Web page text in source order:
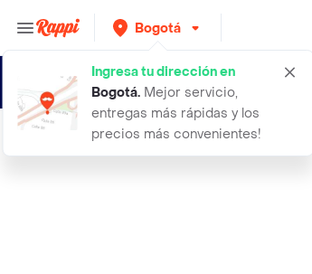
Bogotá
Ingresa tu dirección en
Bogotá. Mejor servicio,
entregas más rápidas y los
precios más convenientes!
vgr maquina peluquera barbera digit